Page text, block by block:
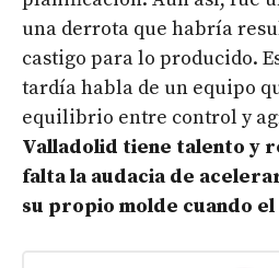
una derrota que habría
castigo para lo producido.
tardía habla de un equipo
equilibrio entre control y
Valladolid tiene talento y
falta la audacia de
su propio molde cuando